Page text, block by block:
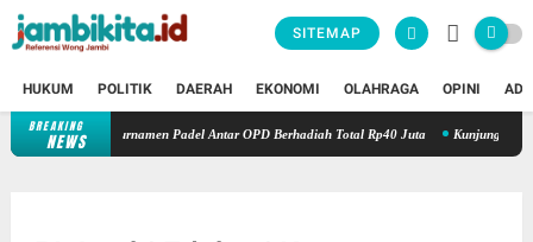
SITEMAP
HUKUM POLITIK DAERAH EKONOMI OLAHRAGA OPINI
BREAKING
NEWS
Adakan Turnamen Padel Antar OPD Berhadiah Total Rp40 Juta Kunjungi Booth PLN